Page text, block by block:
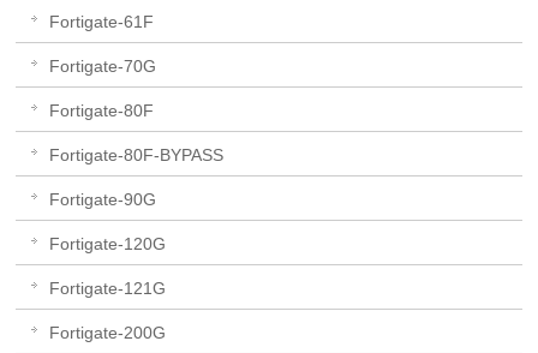
Fortigate-61F
Fortigate-70G
Fortigate-80F
Fortigate-80F-BYPASS
Fortigate-90G
Fortigate-120G
Fortigate-121G
Fortigate-200G